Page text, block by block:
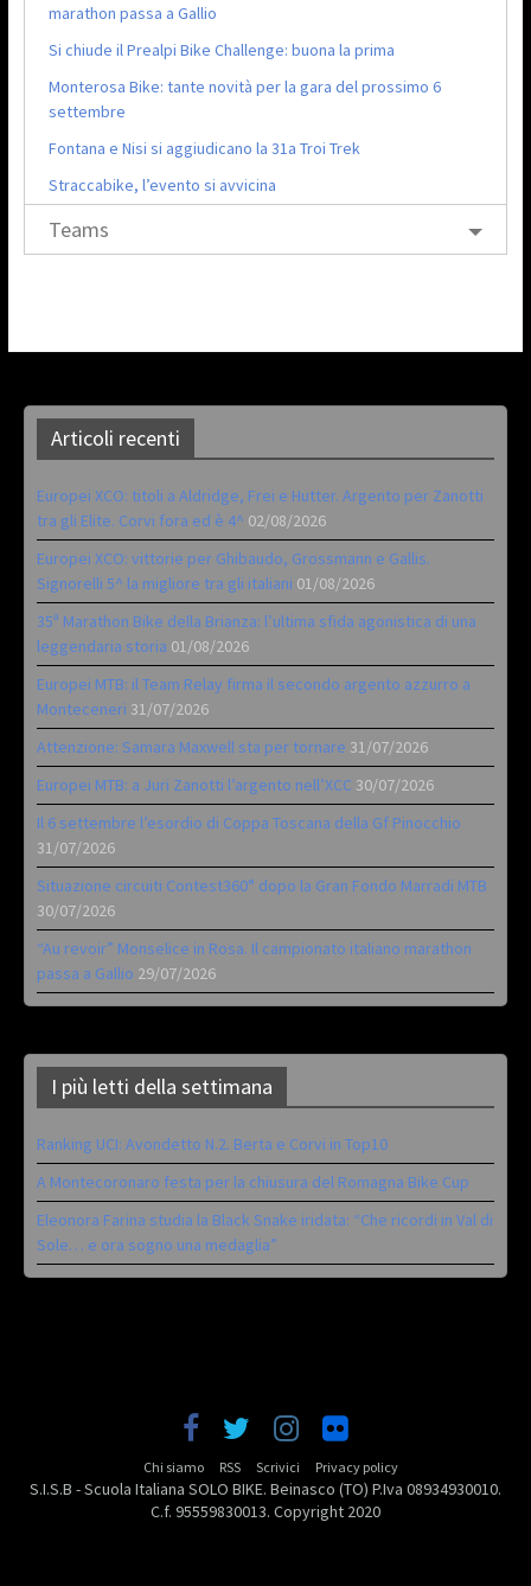
marathon passa a Gallio
Si chiude il Prealpi Bike Challenge: buona la prima
Monterosa Bike: tante novità per la gara del prossimo 6
settembre
Fontana e Nisi si aggiudicano la 31a Troi Trek
Straccabike, l’evento si avvicina
Teams
Articoli recenti
Europei XCO: titoli a Aldridge, Frei e Hutter. Argento per Zanotti
tra gli Elite. Corvi fora ed è 4^ 02/08/2026
Europei XCO: vittorie per Ghibaudo, Grossmann e Gallis.
Signorelli 5^ la migliore tra gli italiani 01/08/2026
35ª Marathon Bike della Brianza: l’ultima sfida agonistica di una
leggendaria storia 01/08/2026
Europei MTB: il Team Relay firma il secondo argento azzurro a
Monteceneri 31/07/2026
Attenzione: Samara Maxwell sta per tornare 31/07/2026
Europei MTB: a Juri Zanotti l’argento nell’XCC 30/07/2026
Il 6 settembre l’esordio di Coppa Toscana della Gf Pinocchio
31/07/2026
Situazione circuiti Contest360° dopo la Gran Fondo Marradi MTB
30/07/2026
“Au revoir” Monselice in Rosa. Il campionato italiano marathon
passa a Gallio 29/07/2026
I più letti della settimana
Ranking UCI: Avondetto N.2. Berta e Corvi in Top10
A Montecoronaro festa per la chiusura del Romagna Bike Cup
Eleonora Farina studia la Black Snake iridata: “Che ricordi in Val di
Sole… e ora sogno una medaglia”
Chi siamo RSS Scrivici Privacy policy
S.I.S.B - Scuola Italiana SOLO BIKE. Beinasco (TO) P.Iva 08934930010.
C.f. 95559830013. Copyright 2020